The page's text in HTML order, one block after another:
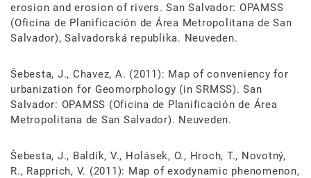
erosion and erosion of rivers. San Salvador: OPAMSS
(Oficina de Planificación de Área Metropolitana de San
Salvador), Salvadorská republika. Neuveden.
Šebesta, J., Chavez, A. (2011): Map of conveniency for
urbanization for Geomorphology (in SRMSS). San
Salvador: OPAMSS (Oficina de Planificación de Área
Metropolitana de San Salvador). Neuveden.
Šebesta, J., Baldík, V., Holásek, O., Hroch, T., Novotný,
R., Rapprich, V. (2011): Map of exodynamic phenomenon,